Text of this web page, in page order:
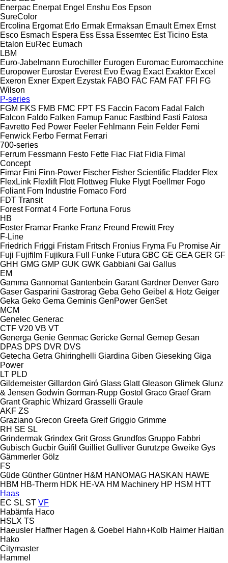
Enerpac Enerpat Engel Enshu Eos Epson
SureColor
Ercolina Ergomat Erlo Ermak Ermaksan Ernault Ernex Ernst
Esco Esmach Espera Ess Essa Essemtec Est Ticino Esta
Etalon EuRec Eumach
LBM
Euro-Jabelmann Eurochiller Eurogen Euromac Euromacchine
Europower Eurostar Everest Evo Ewag Exact Exaktor Excel
Exeron Exner Expert Ezystak FABO FAC FAM FAT FFI FG
Wilson
P-series
FGM FKS FMB FMC FPT FS Faccin Facom Fadal
Falch
Falcon Faldo Falken Famup Fanuc Fastbind Fasti Fatosa
Favretto Fed Power Feeler Fehlmann Fein Felder Femi
Fenwick Ferbo Fermat Ferrari
700-series
Ferrum Fessmann Festo Fette Fiac Fiat Fidia Fimal
Concept
Fimar Fini Finn-Power Fischer Fisher Scientific Fladder Flex
FlexLink Flexlift Flott Flottweg Fluke Flygt Foellmer Fogo
Foliant Fom Industrie Fomaco Ford
FDT Transit
Forest Format 4 Forte Fortuna Forus
HB
Foster Framar Franke Franz Freund Frewitt Frey
F-Line
Friedrich Friggi Fristam Fritsch Fronius Fryma Fu Promise Air
Fuji Fujifilm Fujikura Full Funke Futura GBC GE GEA GER GF
GHH GMG GMP GUK GWK Gabbiani Gai Gallus
EM
Gamma Gannomat Gantenbein Garant Gardner Denver Garo
Gaser Gasparini Gastrorag Geba Geho Geibel & Hotz Geiger
Geka Geko Gema Geminis GenPower GenSet
MCM
Genelec Generac
CTF V20 VB VT
Generga Genie Genmac Gericke Gernal Gernep Gesan
DPAS DPS DVR DVS
Getecha Getra Ghiringhelli Giardina Giben Gieseking Giga
Power
LT PLD
Gildemeister Gillardon Giró Glass Glatt Gleason Glimek Glunz
& Jensen Godwin Gorman-Rupp Gostol Graco Graef Gram
Grant Graphic Whizard Grasselli Graule
AKF ZS
Graziano Grecon Greefa Greif Griggio Grimme
RH SE SL
Grindermak Grindex Grit Gross Grundfos Gruppo Fabbri
Gubisch Gucbir Guifil Guilliet Gulliver Gurutzpe Gweike Gys
Gämmerler Gölz
FS
Güde Günther Güntner H&M HANOMAG HASKAN HAWE
HBM HB‑Therm HDK HE-VA HM Machinery HP HSM HTT
Haas
EC SL ST VF
Habämfa Haco
HSLX TS
Haeusler Haffner Hagen & Goebel Hahn+Kolb Haimer Haitian
Hako
Citymaster
Hammel